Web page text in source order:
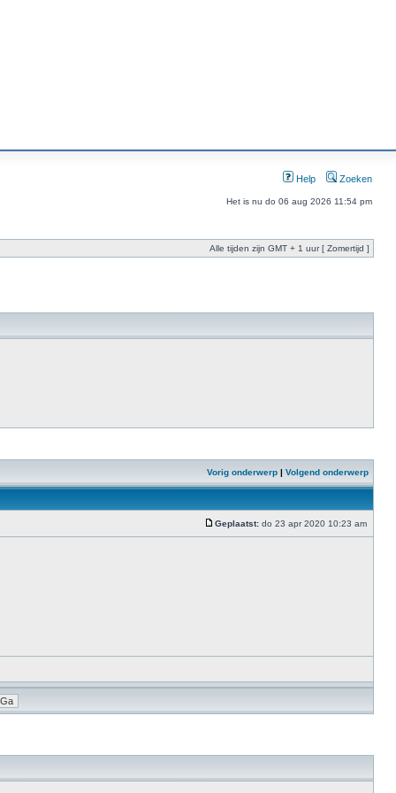
Help Zoeken
Het is nu do 06 aug 2026 11:54 pm
Alle tijden zijn GMT + 1 uur [ Zomertijd ]
Vorig onderwerp | Volgend onderwerp
Geplaatst: do 23 apr 2020 10:23 am